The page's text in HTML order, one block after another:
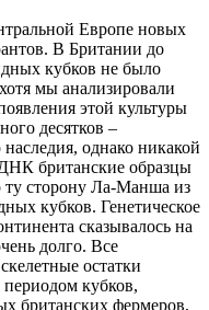
Европе новых
В Британии до
кубков не было
мы анализировали
этой культуры
десятков –
однако никакой
британские образцы
ту сторону Ла-Манша из
кубков. Генетическое
сказывалось на
долго. Все
остатки
периодом кубков,
британских фермеров,